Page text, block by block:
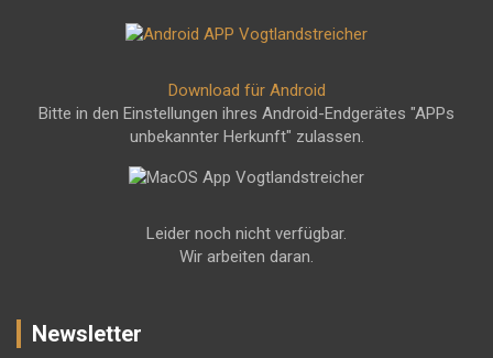
Download für Android
Bitte in den Einstellungen ihres Android-Endgerätes "APPs
unbekannter Herkunft" zulassen.
Leider noch nicht verfügbar.
Wir arbeiten daran.
Newsletter